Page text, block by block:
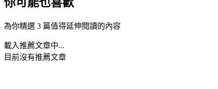
為你精選 3 篇值得延伸閱讀的內容
載入推薦文章中...
目前沒有推薦文章